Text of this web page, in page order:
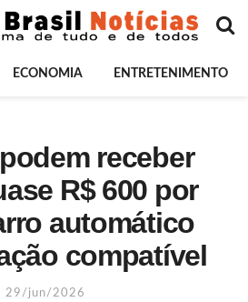
ECONOMIA ENTRETENIMENTO
receber
R$ 600 por
automático
compatível
29/jun/2026